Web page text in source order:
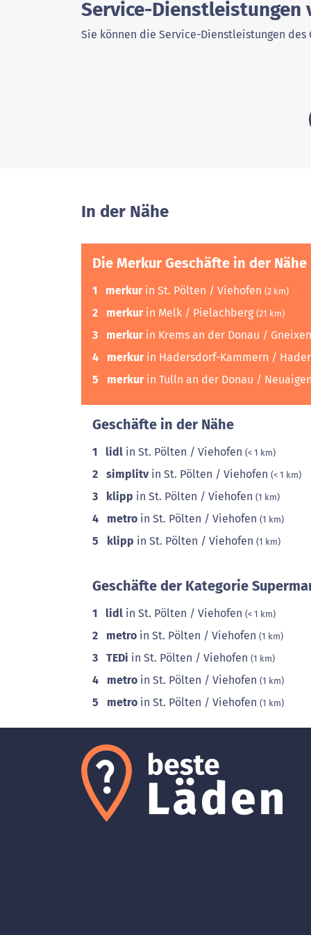
Service-Dienstleistungen
Sie können die Service-Dienstleistungen des
In der Nähe
Die Merkur Geschäfte in der Nähe
1 merkurin St. Pölten / Viehofen (2 km)
2 merkurin Melk / Pielachberg (21 km)
3 merkurin Krems an der Donau /
4
merkurin Hadersdorf-Kammern /
5
merkurin Tulln an der Donau /
Geschäfte in der Nähe
1 lidl in St. Pölten / Viehofen (< 1 km)
2 simplitvin St. Pölten / Viehofen (< 1 km)
3 klipp in St. Pölten / Viehofen (1 km)
4 metro in St. Pölten / Viehofen (1 km)
5 klipp in St. Pölten / Viehofen (1 km)
Geschäfte der Kategorie
1 lidl in St. Pölten / Viehofen (< 1 km)
2 metro in St. Pölten / Viehofen (1 km)
3 TEDi in St. Pölten / Viehofen (1 km)
4 metro in St. Pölten / Viehofen (1 km)
5 metro in St. Pölten / Viehofen (1 km)